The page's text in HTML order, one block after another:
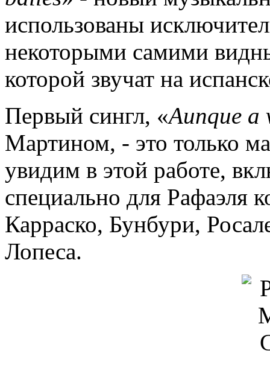
использованы
некоторыми самими
которой звучат на
Первый сингл, «Aunque a
Мартином, - это только
увидим в этой работе,
специально для Рафаэля
Карраско, Бунбури,
Лопеса.